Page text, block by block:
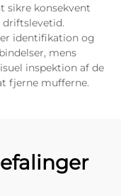
sikre konsekvent
driftslevetid.
identifikation og
mens
inspektion af de
fjerne mufferne.